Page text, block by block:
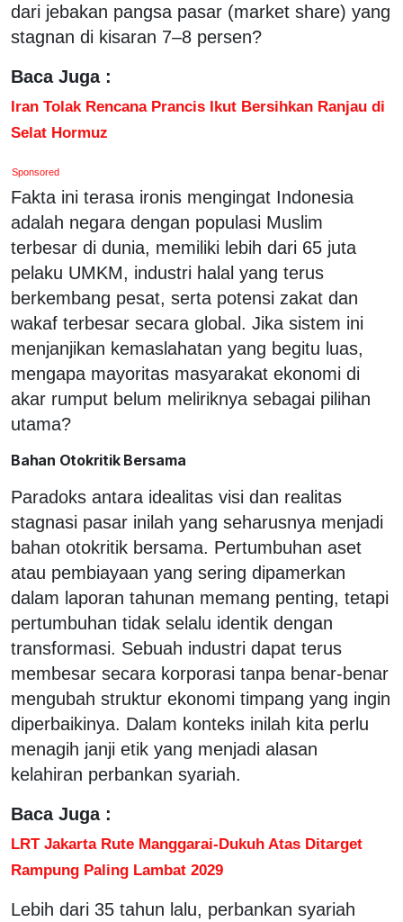
dari jebakan pangsa pasar (market share) yang
stagnan di kisaran 7–8 persen?
Baca Juga :
Iran Tolak Rencana Prancis Ikut Bersihkan Ranjau di
Selat Hormuz
Sponsored
Fakta ini terasa ironis mengingat Indonesia
adalah negara dengan populasi Muslim
terbesar di dunia, memiliki lebih dari 65 juta
pelaku UMKM, industri halal yang terus
berkembang pesat, serta potensi zakat dan
wakaf terbesar secara global. Jika sistem ini
menjanjikan kemaslahatan yang begitu luas,
mengapa mayoritas masyarakat ekonomi di
akar rumput belum meliriknya sebagai pilihan
utama?
Bahan Otokritik Bersama
Paradoks antara idealitas visi dan realitas
stagnasi pasar inilah yang seharusnya menjadi
bahan otokritik bersama. Pertumbuhan aset
atau pembiayaan yang sering dipamerkan
dalam laporan tahunan memang penting, tetapi
pertumbuhan tidak selalu identik dengan
transformasi. Sebuah industri dapat terus
membesar secara korporasi tanpa benar-benar
mengubah struktur ekonomi timpang yang ingin
diperbaikinya. Dalam konteks inilah kita perlu
menagih janji etik yang menjadi alasan
kelahiran perbankan syariah.
Baca Juga :
LRT Jakarta Rute Manggarai-Dukuh Atas Ditarget
Rampung Paling Lambat 2029
Lebih dari 35 tahun lalu, perbankan syariah